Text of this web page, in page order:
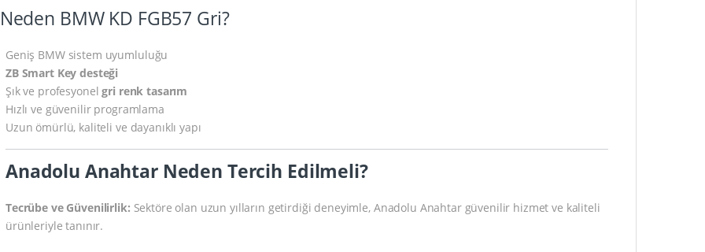
BMW KD FGB57 Gri?
Geniş BMW sistem uyumluluğu
ZB Smart Key desteği
Şık ve profesyonelgri renk tasarım
Hızlı ve güvenilir programlama
Uzun ömürlü, kaliteli ve dayanıklı yapı
Anadolu Anahtar Neden Tercih Edilmeli?
Tecrübe ve Güvenilirlik: Sektöre olan uzun yılların getirdiği deneyimle, Anadolu Anahtar güvenilir hizmet ve kaliteli
ürünleriyle tanınır.